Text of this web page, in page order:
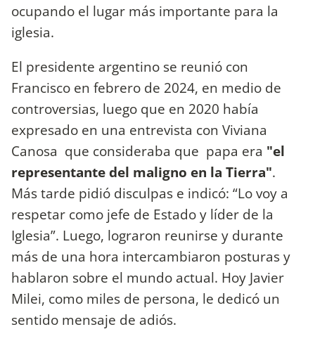
ocupando el lugar más importante para la
iglesia.
El presidente argentino se reunió con
Francisco en febrero de 2024, en medio de
controversias, luego que en 2020 había
expresado en una entrevista con Viviana
Canosa que consideraba que papa era "el
representante del maligno en la Tierra".
Más tarde pidió disculpas e indicó: “Lo voy a
respetar como jefe de Estado y líder de la
Iglesia”. Luego, lograron reunirse y durante
más de una hora intercambiaron posturas y
hablaron sobre el mundo actual. Hoy Javier
Milei, como miles de persona, le dedicó un
sentido mensaje de adiós.